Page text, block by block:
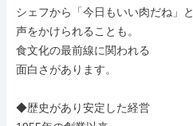
シェフから「今日もいい肉だね」と
声をかけられることも。
食文化の最前線に関われる
面白さがあります。
◆歴史があり安定した経営